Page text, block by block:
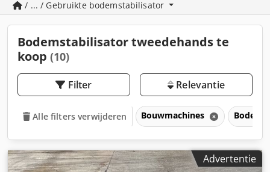
/ ... / Gebruikte bodemstabilisator
Bodemstabilisator tweedehands te
koop (10)
Filter Relevantie
Alle filters verwijderen Bouwmachines
Advertentie